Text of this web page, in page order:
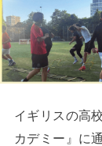
イギリスの高
カデミー』に